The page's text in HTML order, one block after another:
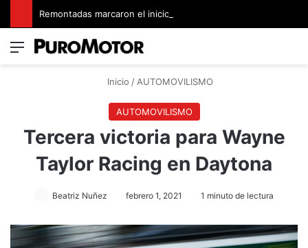
Menú
Inicio / AUTOMOVILISMO
AUTOMOVILISMO
Tercera victoria para Wayne
Taylor Racing en Daytona
Beatriz Nuñez febrero 1, 2021 1 minuto de lectura